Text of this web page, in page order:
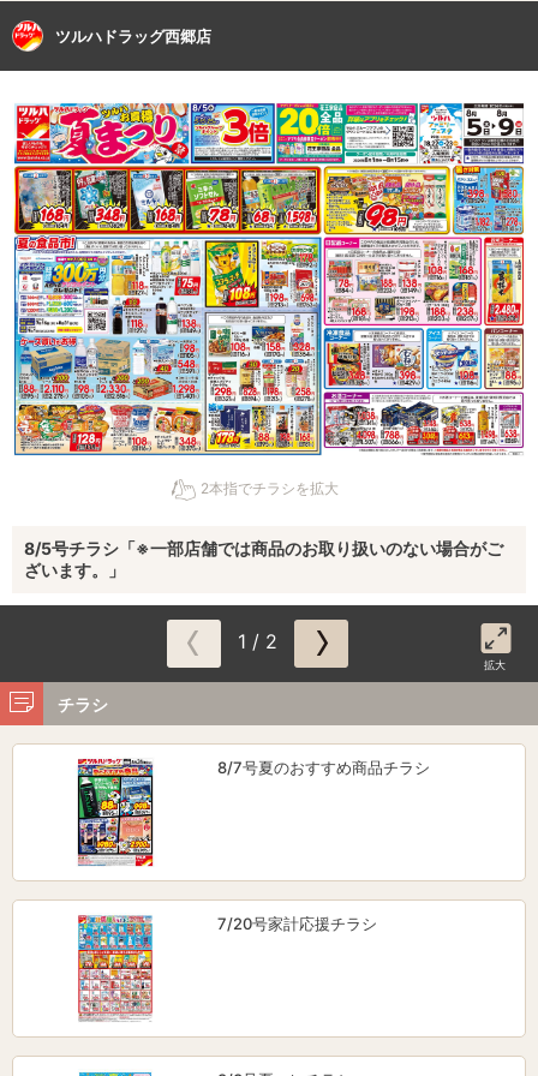
ツルハドラッグ西郷店
2本指でチラシを拡大
8/5号チラシ「※一部店舗では商品のお取り扱いのない場合がご
ざいます。」
1 / 2
拡大
チラシ
8/7号夏のおすすめ商品チラシ
7/20号家計応援チラシ